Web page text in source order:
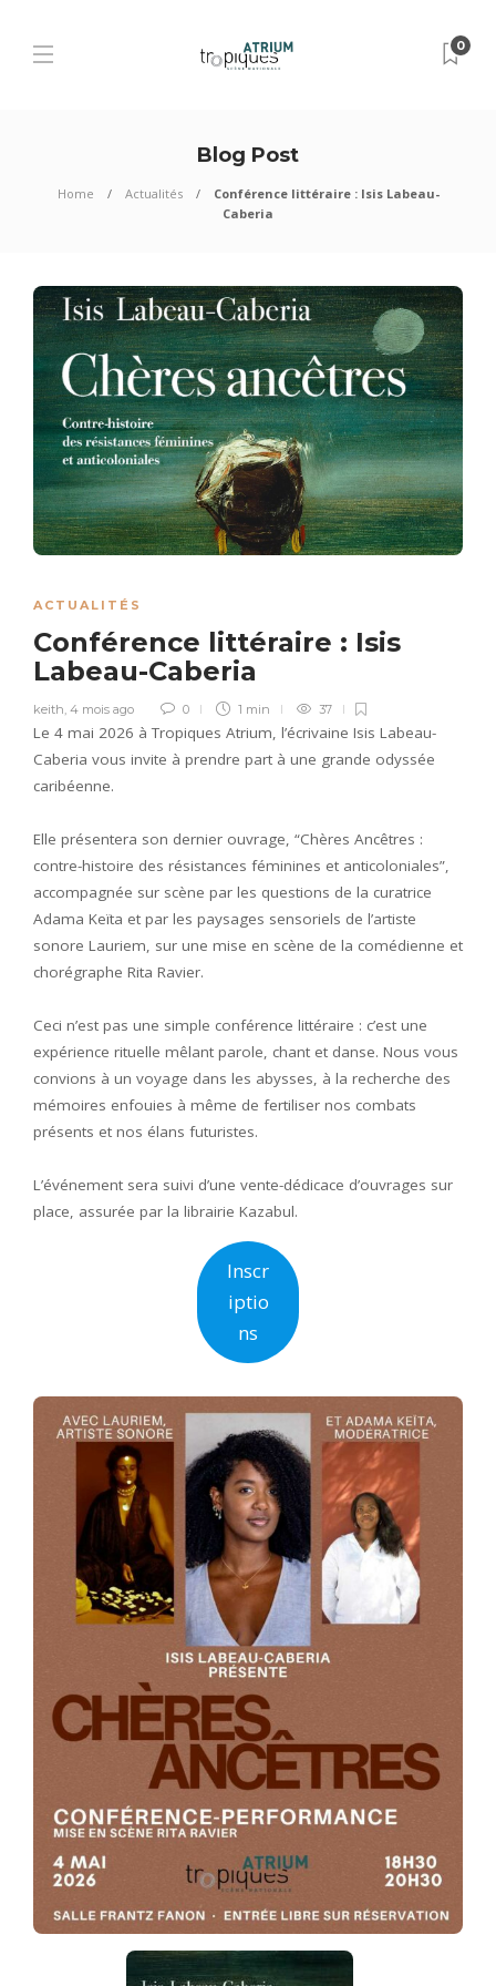
0
Blog Post
Home Actualités
Conférence littéraire : Isis Labeau-
Caberia
ACTUALITÉS
Conférence littéraire : Isis
Labeau-Caberia
keith, 4 mois ago 0 1 min 37
Le 4 mai 2026 à Tropiques Atrium, l’écrivaine Isis Labeau-
Caberia vous invite à prendre part à une grande odyssée
caribéenne.
Elle présentera son dernier ouvrage, “Chères Ancêtres :
contre-histoire des résistances féminines et anticoloniales”,
accompagnée sur scène par les questions de la curatrice
Adama Keïta et par les paysages sensoriels de l’artiste
sonore Lauriem, sur une mise en scène de la comédienne et
chorégraphe Rita Ravier.
Ceci n’est pas une simple conférence littéraire : c’est une
expérience rituelle mêlant parole, chant et danse. Nous vous
convions à un voyage dans les abysses, à la recherche des
mémoires enfouies à même de fertiliser nos combats
présents et nos élans futuristes.
L’événement sera suivi d’une vente-dédicace d’ouvrages sur
place, assurée par la librairie Kazabul.
Inscr
iptio
ns